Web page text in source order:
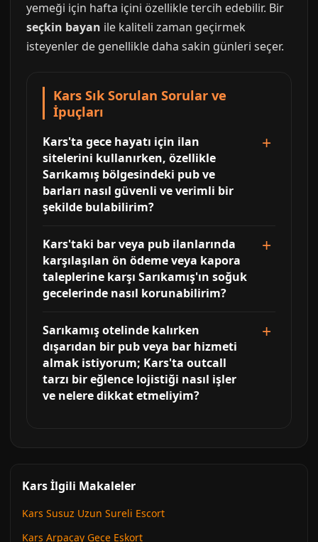
yemeği için hafta içini özellikle tercih edebilir. Bir
seçkin bayan ile kaliteli zaman geçirmek
isteyenler de genellikle daha sakin günleri seçer.
Kars Sık Sorulan Sorular ve
İpuçları
Kars'ta gece hayatı için ilan
sitelerini kullanırken, özellikle
Sarıkamış bölgesindeki pub ve
barları nasıl güvenli ve verimli bir
şekilde bulabilirim?
Kars'taki bar veya pub ilanlarında
karşılaşılan ön ödeme veya kapora
taleplerine karşı Sarıkamış'ın soğuk
gecelerinde nasıl korunabilirim?
Sarıkamış otelinde kalırken
dışarıdan bir pub veya bar hizmeti
almak istiyorum; Kars'ta outcall
tarzı bir eğlence lojistiği nasıl işler
ve nelere dikkat etmeliyim?
Kars İlgili Makaleler
Kars Susuz Uzun Sureli Escort
Kars Arpaçay Gece Eskort